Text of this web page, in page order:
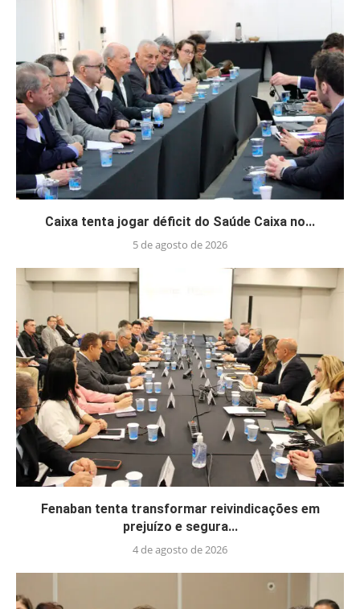
Caixa tenta jogar déficit do Saúde Caixa no...
5 de agosto de 2026
Fenaban tenta transformar reivindicações em
prejuízo e segura...
4 de agosto de 2026